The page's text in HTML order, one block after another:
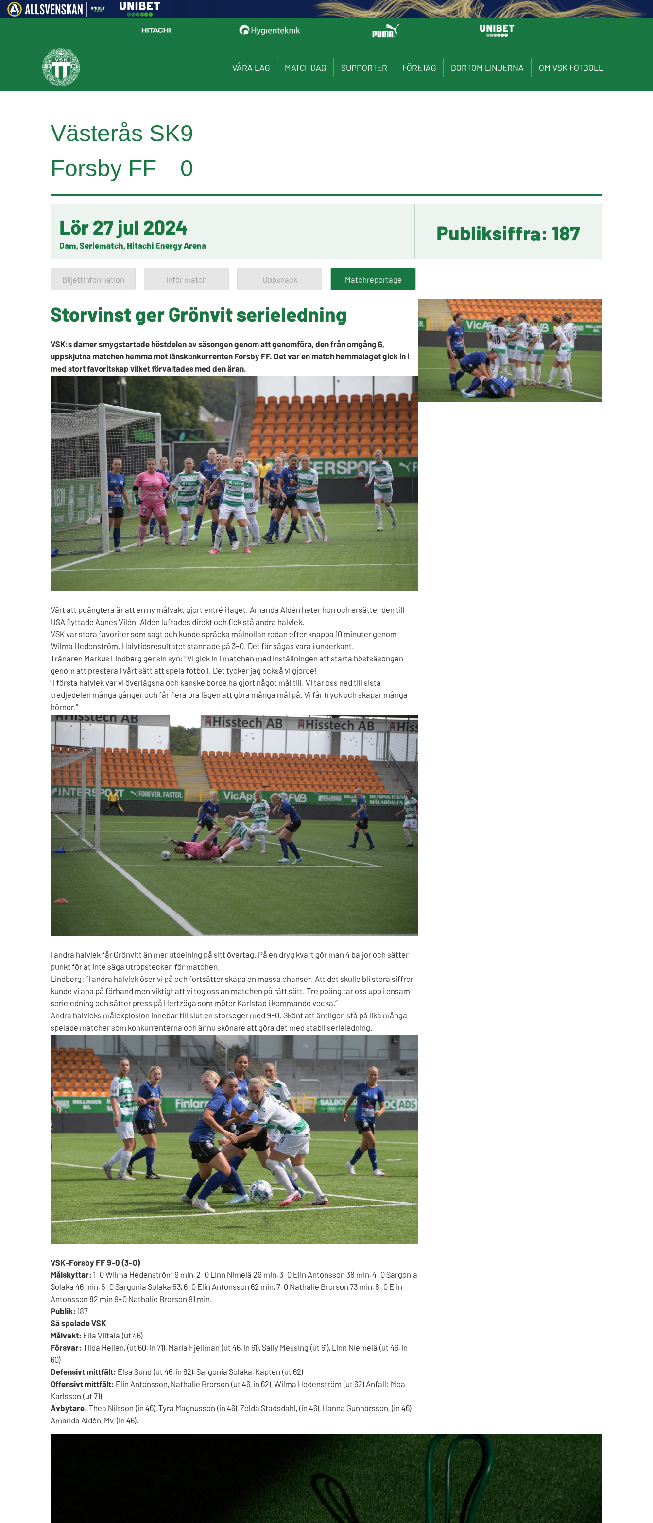
VÅRA LAG MATCHDAG SUPPORTER FÖRETAG BORTOM LINJERNA OM VSK FOTBOLL
Västerås SK9
Forsby FF
0
Lör 27 jul 2024
Dam, Seriematch, Hitachi Energy Arena Publiksiffra: 187
Biljettinformation Inför match Uppsnack Matchreportage
Storvinst ger Grönvit serieledning
VSK:s damer smygstartade höstdelen av säsongen genom att genomföra, den från omgång 6,
uppskjutna matchen hemma mot länskonkurrenten Forsby FF. Det var en match hemmalaget gick in i
med stort favoritskap vilket förvaltades med den äran.
Värt att poängtera är att en ny målvakt gjort entré i laget. Amanda Aldén heter hon och ersätter den till
USA flyttade Agnes Vilén. Aldén luftades direkt och fick stå andra halvlek.
VSK var stora favoriter som sagt och kunde spräcka målnollan redan efter knappa 10 minuter genom
Wilma Hedenström. Halvtidsresultatet stannade på 3-0. Det får sägas vara i underkant.
Tränaren Markus Lindberg ger sin syn: ”Vi gick in i matchen med inställningen att starta höstsäsongen
genom att prestera i vårt sätt att spela fotboll. Det tycker jag också vi gjorde!
”I första halvlek var vi överlägsna och kanske borde ha gjort något mål till. Vi tar oss ned till sista
tredjedelen många gånger och får flera bra lägen att göra många mål på. Vi får tryck och skapar många
hörnor.”
I andra halvlek får Grönvitt än mer utdelning på sitt övertag. På en dryg kvart gör man 4 baljor och sätter
punkt för at inte säga utropstecken för matchen.
Lindberg: ”I andra halvlek öser vi på och fortsätter skapa en massa chanser. Att det skulle bli stora siffror
kunde vi ana på förhand men viktigt att vi tog oss an matchen på rätt sätt. Tre poäng tar oss upp i ensam
serieledning och sätter press på Hertzöga som möter Karlstad i kommande vecka.”
Andra halvleks målexplosion innebar till slut en storseger med 9-0. Skönt att äntligen stå på lika många
spelade matcher som konkurrenterna och ännu skönare att göra det med stabil serieledning.
VSK-Forsby FF 9-0 (3-0)
Målskyttar:1-0 Wilma Hedenström 9 min, 2-0 Linn Nimelä 29 min, 3-0 Elin Antonsson 38 min, 4-0 Sargonia
Solaka 46 min, 5-0 Sargonia Solaka 53, 6-0 Elin Antonsson 62 min, 7-0 Nathalie Brorson 73 min, 8-0 Elin
Antonsson 82 min 9-0 Nathalie Brorson 91 min.
Publik:187
Så spelade VSK
Målvakt: Eila Viitala (ut 46)
Försvar:Tilda Hellen, (ut 60, in 71), Maria Fjellman (ut 46, in 61), Sally Messing (ut 61), Linn Niemelä (ut 46, in
60)
Defensivt mittfält: Elsa Sund (ut 46, in 62), Sargonia Solaka, Kapten (ut 62)
Offensivt mittfält: Elin Antonsson, Nathalie Brorson (ut 46, in 62), Wilma Hedenström (ut 62) Anfall: Moa
Karlsson (ut 71)
Avbytare:Thea Nilsson (in 46), Tyra Magnusson (in 46), Zelda Stadsdahl, (in 46), Hanna Gunnarsson, (in 46)
Amanda Aldén, Mv, (in 46).